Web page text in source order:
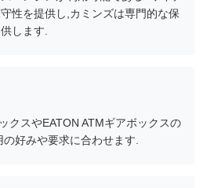
性を提供し,カミンズは専門的な保
します.
クスやEATON ATMギアボックスの
好みや要求に合わせます.